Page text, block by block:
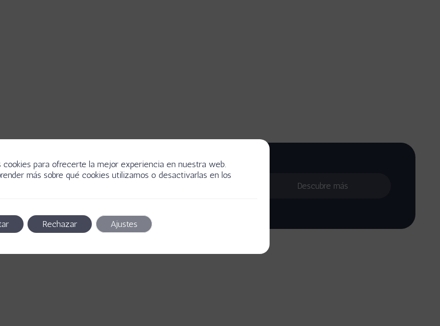
Con más de 10 años en tecnología, Natalia Hernández
Descubre más
cookies para ofrecerte la mejor experiencia en nuestra web.
más sobre qué cookies utilizamos o desactivarlas en los
Rechazar Ajustes